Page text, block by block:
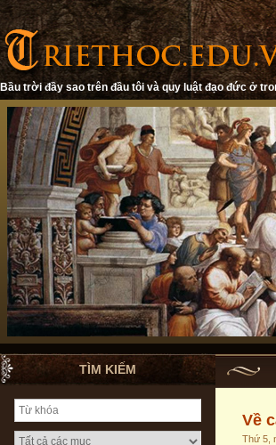
Bầu trời đầy sao trên đầu tôi và quy luật đạo đức ở
TÌM KIẾM
Về
Thứ 5,